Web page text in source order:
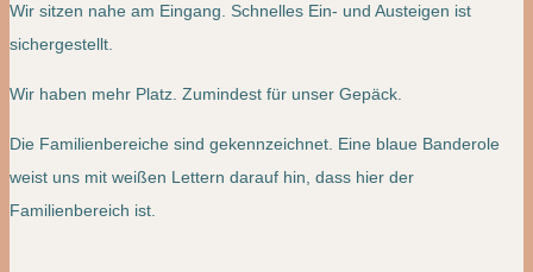
Wir sitzen nahe am Eingang. Schnelles Ein- und Austeigen ist
sichergestellt.
Wir haben mehr Platz. Zumindest für unser Gepäck.
Die Familienbereiche sind gekennzeichnet. Eine blaue Banderole
weist uns mit weißen Lettern darauf hin, dass hier der
Familienbereich ist.